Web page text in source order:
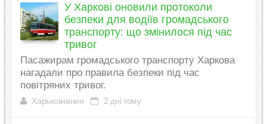
У Харкові оновили протоколи
безпеки для водіїв громадського
транспорту: що змінилося під час
тривог
Пасажирам громадського транспорту Харкова
нагадали про правила безпеки під час
повітряних тривог.
Харьковчанин 2 дні тому